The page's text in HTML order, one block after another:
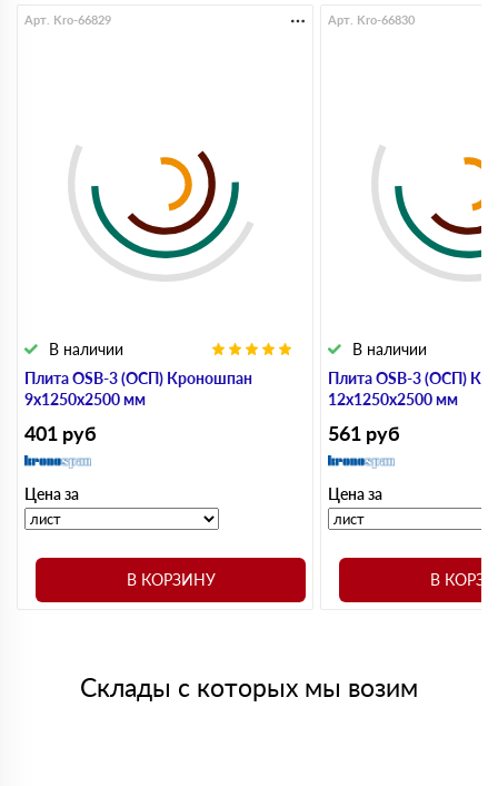
Плита OSB-3 (ОСП) Кроношпан
9х1250х2500 мм
В наличии
Арт. Kro-66829
401 руб
Цена за
В КОРЗИНУ
Плита OSB-3 (ОСП)
12х1250х2500 мм
В наличии
Арт. Kro-66830
561 руб
Цена за
В
Склады с которых мы возим